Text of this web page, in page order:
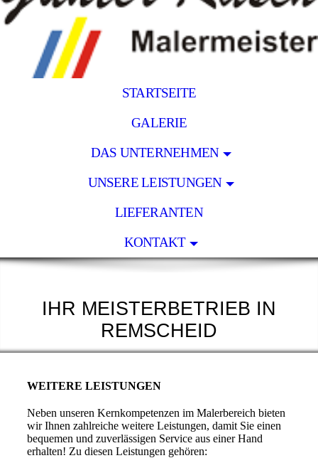
STARTSEITE
GALERIE
DAS UNTERNEHMEN
UNSERE LEISTUNGEN
LIEFERANTEN
KONTAKT
IHR MEISTERBETRIEB IN
REMSCHEID
WEITERE LEISTUNGEN
Neben unseren Kernkompetenzen im Malerbereich bieten
wir Ihnen zahlreiche weitere Leistungen, damit Sie einen
bequemen und zuverlässigen Service aus einer Hand
erhalten! Zu diesen Leistungen gehören: